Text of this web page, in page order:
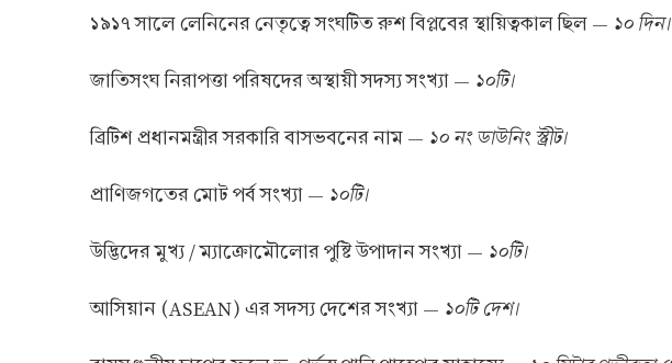
১৯১৭ সালে লেনিনের নেতৃত্বে সংঘটিত রুশ বিপ্লবের স্থায়িত্বকাল ছিল — ১০ দিন।
জাতিসংঘ নিরাপত্তা পরিষদের অস্থায়ী সদস্য সংখ্যা — ১০টি।
ব্রিটিশ প্রধানমন্ত্রীর সরকারি বাসভবনের নাম — ১০ নং ডাউনিং স্ট্রীট।
প্রাণিজগতের মোট পর্ব সংখ্যা — ১০টি।
উদ্ভিদের মুখ্য / ম্যাক্রোমৌলোর পুষ্টি উপাদান সংখ্যা — ১০টি।
আসিয়ান (ASEAN) এর সদস্য দেশের সংখ্যা — ১০টি দেশ।